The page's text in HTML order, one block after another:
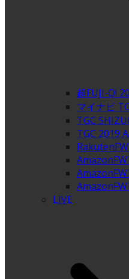
超FUJI-Q!
マイナビ
TGC
TGC 2019
LIVE